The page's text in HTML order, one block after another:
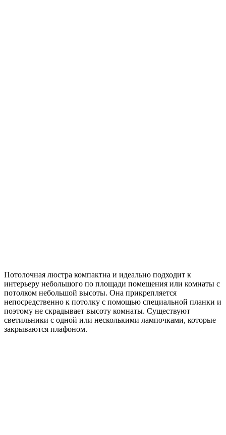
Потолочная люстра компактна и идеально подходит к
интерьеру небольшого по площади помещения или комнаты с
потолком небольшой высоты. Она прикрепляется
непосредственно к потолку с помощью специальной планки и
поэтому не скрадывает высоту комнаты. Существуют
светильники с одной или несколькими лампочками, которые
закрываются плафоном.